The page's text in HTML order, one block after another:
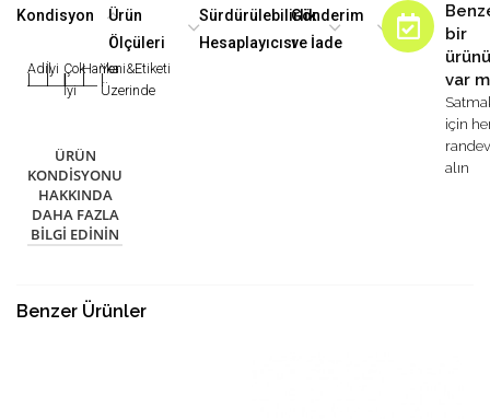
Kondisyon
Adilİyi
|
Çok
İyi
Harika
|
Yeni&Etiketi
Üzerinde
ÜRÜN
KONDISYONU
HAKKINDA
DAHA FAZLA
BILGI EDININ
Ürün
Ölçüleri
Sürdürülebilirlik
Hesaplayıcısı
Gönderim
ve İade
bir
var
için
alın
Benzer Ürünler